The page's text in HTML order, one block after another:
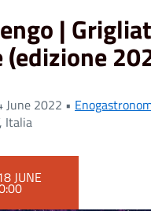
|
June 2022 •
Italia
JUNE